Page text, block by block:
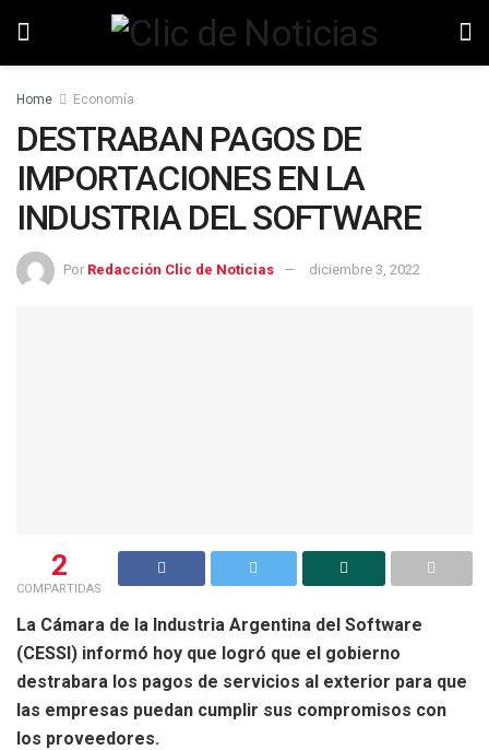
Home Economía
DESTRABAN PAGOS DE
IMPORTACIONES EN LA
INDUSTRIA DEL SOFTWARE
Por Redacción Clic de Noticias diciembre 3, 2022
2
COMPARTIDAS
La Cámara de la Industria Argentina del Software
(CESSI) informó hoy que logró que el gobierno
destrabara los pagos de servicios al exterior para que
las empresas puedan cumplir sus compromisos con
los proveedores.